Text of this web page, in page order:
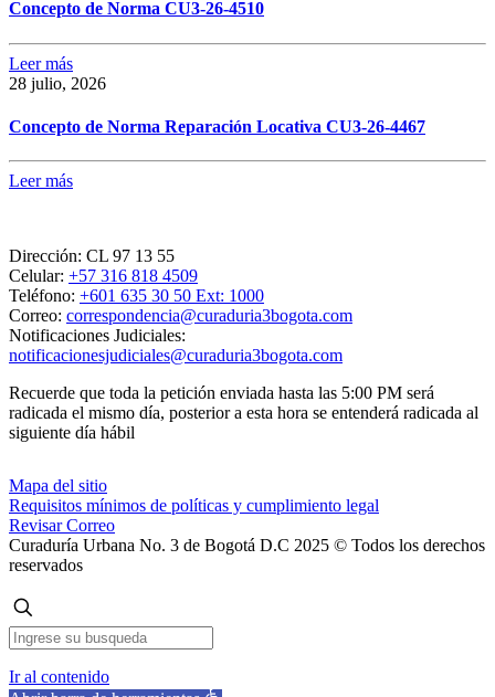
Concepto de Norma CU3-26-4510
Leer más
28 julio, 2026
Concepto de Norma Reparación Locativa CU3-26-4467
Leer más
Dirección: CL 97 13 55
Celular: +57 316 818 4509
Teléfono: +601 635 30 50 Ext: 1000
Correo: correspondencia@curaduria3bogota.com
Notificaciones Judiciales:
notificacionesjudiciales@curaduria3bogota.com
Recuerde que toda la petición enviada hasta las 5:00 PM será
radicada el mismo día, posterior a esta hora se entenderá radicada al
siguiente día hábil
Mapa del sitio
Requisitos mínimos de políticas y cumplimiento legal
Revisar Correo
Curaduría Urbana No. 3 de Bogotá D.C 2025 © Todos los derechos
reservados
Ir al contenido